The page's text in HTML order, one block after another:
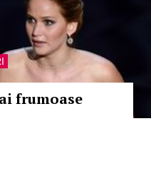
frumoase